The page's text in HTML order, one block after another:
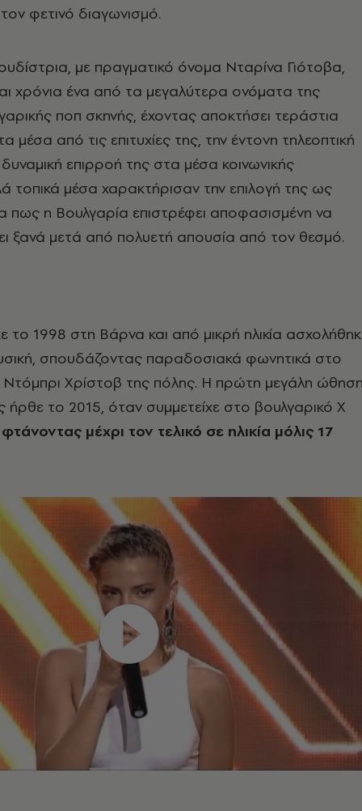
φετινό διαγωνισμό.
με πραγματικό όνομα Νταρίνα Γιότοβα,
χρόνια ένα από τα μεγαλύτερα ονόματα της
ποπ σκηνής, έχοντας αποκτήσει τεράστια
μέσα από τις επιτυχίες της, την έντονη τηλεοπτική
επιρροή της στα μέσα κοινωνικής
τοπικά μέσα χαρακτήρισαν την επιλογή της ως
πως η Βουλγαρία επιστρέφει αποφασισμένη να
ξανά μετά από πολυετή απουσία από τον θεσμό.
το 1998 στη Βάρνα και από μικρή ηλικία
σπουδάζοντας παραδοσιακά φωνητικά στο
Ντόμπρι Χρίστοβ της πόλης. Η πρώτη μεγάλη
ήρθε το 2015, όταν συμμετείχε στο βουλγαρικό X
φτάνοντας μέχρι τον τελικό σε ηλικία μόλις 17